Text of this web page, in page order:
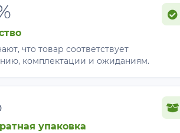
что товар соответствует
комплектации и ожиданиям.
упаковка